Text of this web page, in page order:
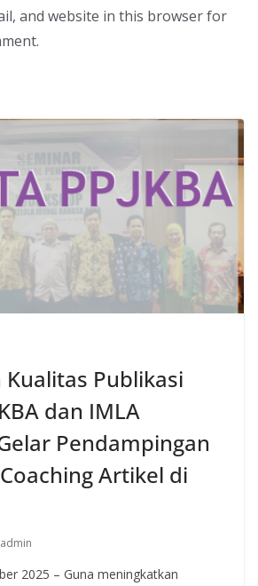
and website in this browser for
Publikasi
dan IMLA
Pendampingan
Artikel di
admin
2025 – Guna meningkatkan